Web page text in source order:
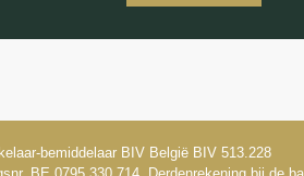
bemiddelaar BIV België BIV 513.228